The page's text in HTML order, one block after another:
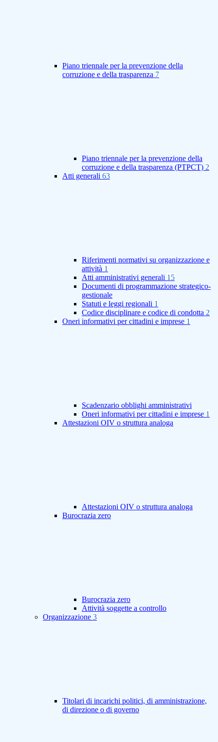
Piano triennale per la prevenzione della
corruzione e della trasparenza 7
Piano triennale per la prevenzione della
corruzione e della trasparenza (PTPCT) 2
Atti generali 63
Riferimenti normativi su organizzazione e
attività 1
Atti amministrativi generali 15
Documenti di programmazione strategico-
gestionale
Statuti e leggi regionali 1
Codice disciplinare e codice di condotta 2
Oneri informativi per cittadini e imprese 1
Scadenzario obblighi amministrativi
Oneri informativi per cittadini e imprese 1
Attestazioni OIV o struttura analoga
Attestazioni OIV o struttura analoga
Burocrazia zero
Burocrazia zero
Attività soggette a controllo
Organizzazione 3
Titolari di incarichi politici, di amministrazione,
di direzione o di governo